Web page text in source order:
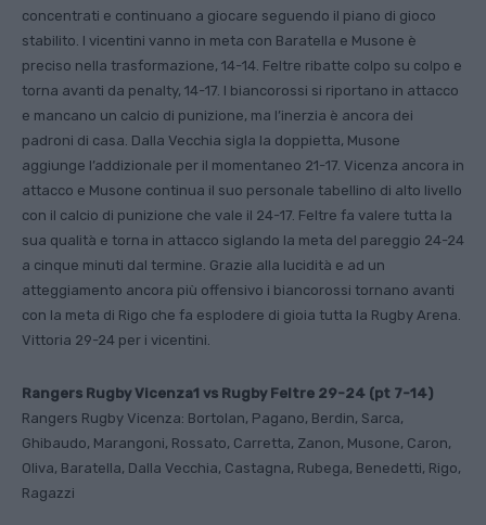
concentrati e continuano a giocare seguendo il piano di gioco
stabilito. I vicentini vanno in meta con Baratella e Musone è
preciso nella trasformazione, 14-14. Feltre ribatte colpo su colpo e
torna avanti da penalty, 14-17. I biancorossi si riportano in attacco
e mancano un calcio di punizione, ma l’inerzia è ancora dei
padroni di casa. Dalla Vecchia sigla la doppietta, Musone
aggiunge l’addizionale per il momentaneo 21-17. Vicenza ancora in
attacco e Musone continua il suo personale tabellino di alto livello
con il calcio di punizione che vale il 24-17. Feltre fa valere tutta la
sua qualità e torna in attacco siglando la meta del pareggio 24-24
a cinque minuti dal termine. Grazie alla lucidità e ad un
atteggiamento ancora più offensivo i biancorossi tornano avanti
con la meta di Rigo che fa esplodere di gioia tutta la Rugby Arena.
Vittoria 29-24 per i vicentini.
Rangers Rugby Vicenza1 vs Rugby Feltre 29-24 (pt 7-14)
Rangers Rugby Vicenza: Bortolan, Pagano, Berdin, Sarca,
Ghibaudo, Marangoni, Rossato, Carretta, Zanon, Musone, Caron,
Oliva, Baratella, Dalla Vecchia, Castagna, Rubega, Benedetti, Rigo,
Ragazzi